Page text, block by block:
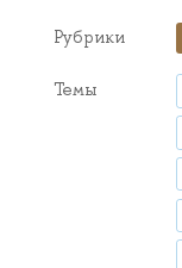
Рубрики
Темы